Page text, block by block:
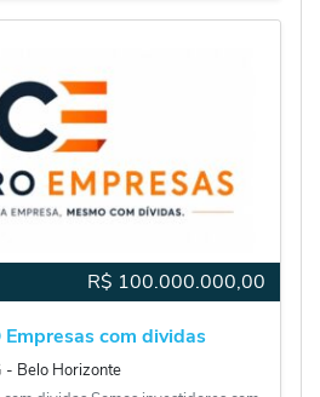
R$ 100.000.000,00
Empresas com dividas
‐ Belo Horizonte